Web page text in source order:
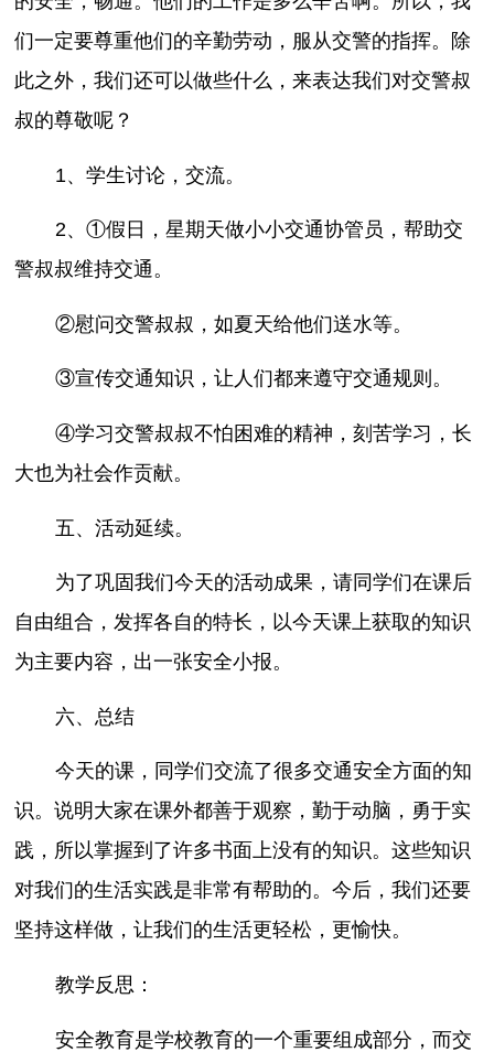
们一定要尊重他们的辛勤劳动，服从交警的指挥。除
此之外，我们还可以做些什么，来表达我们对交警叔
叔的尊敬呢？
1、学生讨论，交流。
2、①假日，星期天做小小交通协管员，帮助交
警叔叔维持交通。
②慰问交警叔叔，如夏天给他们送水等。
③宣传交通知识，让人们都来遵守交通规则。
④学习交警叔叔不怕困难的精神，刻苦学习，长
大也为社会作贡献。
五、活动延续。
为了巩固我们今天的活动成果，请同学们在课后
自由组合，发挥各自的特长，以今天课上获取的知识
为主要内容，出一张安全小报。
六、总结
今天的课，同学们交流了很多交通安全方面的知
识。说明大家在课外都善于观察，勤于动脑，勇于实
践，所以掌握到了许多书面上没有的知识。这些知识
对我们的生活实践是非常有帮助的。今后，我们还要
坚持这样做，让我们的生活更轻松，更愉快。
教学反思：
安全教育是学校教育的一个重要组成部分，而交